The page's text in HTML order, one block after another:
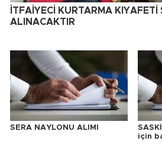
İTFAİYECİ KURTARMA KIYAFETİ
ALINACAKTIR
SERA NAYLONU ALIMI
için